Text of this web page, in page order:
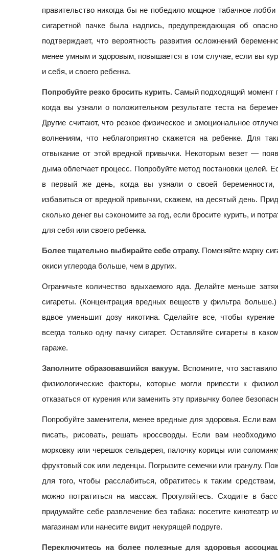
правительство никогда бы не победило мощное табачное
сигаретной пачке была надпись, предупреждающая об
подтверждает, что вероятность развития осложнений
менее умным и здоровым, повышается в том случае, если вы
и себя, и своего ребенка.
Попробуйте резко бросить курить. Самый подходящий момент
когда вы узнали о положительном результате теста на
Другие считают, что резкое физическое и эмоциональное
волнениям, что неблагоприятно скажется на ребенке. Для
отвыкание от этой вредной привычки. Некоторым везет —
дыма облегчает процесс. Попробуйте метод постановки целей.
в первый же день, когда вы узнали о своей беременности,
избавиться от вредной привычки, скажем, на десятый день.
сколько денег вы сэкономите за год, если бросите курить, и
для себя или своего ребенка.
Более тщательно выбирайте себе отраву. Поменяйте марку
окиси углерода больше, чем в других.
Ограничьте количество вдыхаемого яда. Делайте меньше
сигареты. (Концентрация вредных веществ у фильтра
вдвое уменьшит дозу никотина. Сделайте все, чтобы
всегда только одну пачку сигарет. Оставляйте сигареты в
гараже.
Заполните образовавшийся вакуум. Вспомните, что
физиологические факторы, которые могли привести к
отказаться от курения или заменить эту привычку более
Попробуйте заменители, менее вредные для здоровья. Если
писать, рисовать, решать кроссворды. Если вам
морковку или черешок сельдерея, палочку корицы или
фруктовый сок или леденцы. Погрызите семечки или гранулу.
для того, чтобы расслабиться, обратитесь к таким
можно потратиться на массаж. Прогуляйтесь. Сходите в
придумайте себе развлечение без табака: посетите кинотеатр
магазинам или нанесите видит некурящей подруге.
Переключитесь на более полезные для здоровья